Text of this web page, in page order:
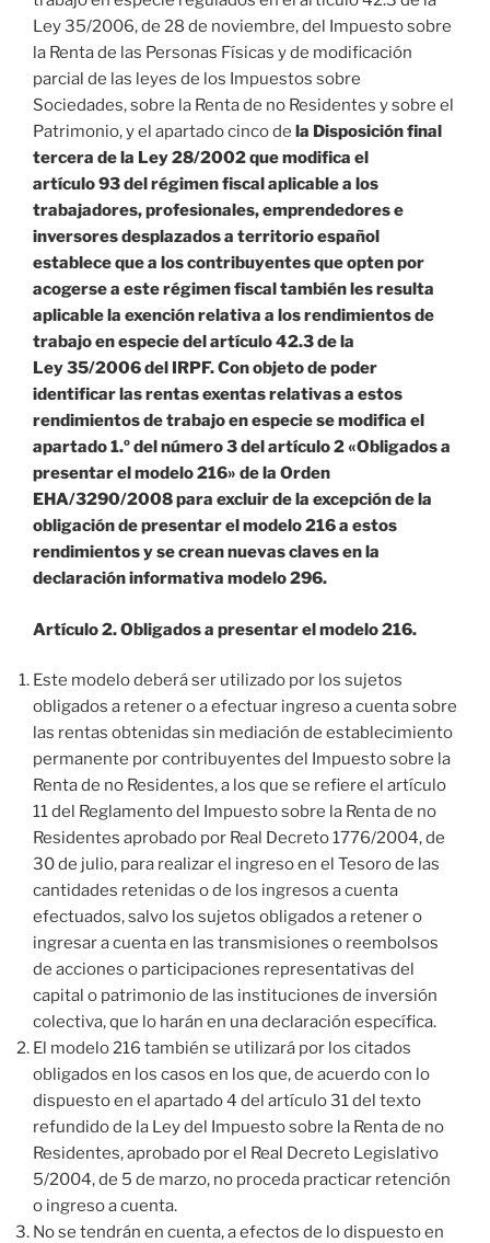
Ley 35/2006, de 28 de noviembre, del Impuesto sobre
la Renta de las Personas Físicas y de modificación
parcial de las leyes de los Impuestos sobre
Sociedades, sobre la Renta de no Residentes y sobre el
Patrimonio, y el apartado cinco de la Disposición final
tercera de la Ley 28/2002 que modifica el
artículo 93 del régimen fiscal aplicable a los
trabajadores, profesionales, emprendedores e
inversores desplazados a territorio español
establece que a los contribuyentes que opten por
acogerse a este régimen fiscal también les resulta
aplicable la exención relativa a los rendimientos de
trabajo en especie del artículo 42.3 de la
Ley 35/2006 del IRPF. Con objeto de poder
identificar las rentas exentas relativas a estos
rendimientos de trabajo en especie se modifica el
apartado 1.º del número 3 del artículo 2 «Obligados a
presentar el modelo 216» de la Orden
EHA/3290/2008 para excluir de la excepción de la
obligación de presentar el modelo 216 a estos
rendimientos y se crean nuevas claves en la
declaración informativa modelo 296.
Artículo 2. Obligados a presentar el modelo 216.
Este modelo deberá ser utilizado por los sujetos
obligados a retener o a efectuar ingreso a cuenta sobre
las rentas obtenidas sin mediación de establecimiento
permanente por contribuyentes del Impuesto sobre la
Renta de no Residentes, a los que se refiere el artículo
11 del Reglamento del Impuesto sobre la Renta de no
Residentes aprobado por Real Decreto 1776/2004, de
30 de julio, para realizar el ingreso en el Tesoro de las
cantidades retenidas o de los ingresos a cuenta
efectuados, salvo los sujetos obligados a retener o
ingresar a cuenta en las transmisiones o reembolsos
de acciones o participaciones representativas del
capital o patrimonio de las instituciones de inversión
colectiva, que lo harán en una declaración específica.
El modelo 216 también se utilizará por los citados
obligados en los casos en los que, de acuerdo con lo
dispuesto en el apartado 4 del artículo 31 del texto
refundido de la Ley del Impuesto sobre la Renta de no
Residentes, aprobado por el Real Decreto Legislativo
5/2004, de 5 de marzo, no proceda practicar retención
o ingreso a cuenta.
No se tendrán en cuenta, a efectos de lo dispuesto en